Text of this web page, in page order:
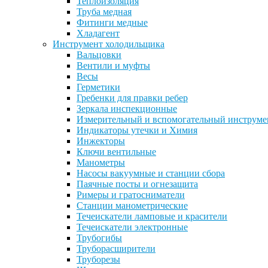
Труба медная
Фитинги медные
Хладагент
Инструмент холодильщика
Вальцовки
Вентили и муфты
Весы
Герметики
Гребенки для правки ребер
Зеркала инспекционные
Измерительный и вспомогательный
Индикаторы утечки и Химия
Инжекторы
Ключи вентильные
Манометры
Насосы вакуумные и станции сбора
Паячные посты и огнезащита
Римеры и гратосниматели
Станции манометрические
Течеискатели ламповые и красители
Течеискатели электронные
Трубогибы
Труборасширители
Труборезы